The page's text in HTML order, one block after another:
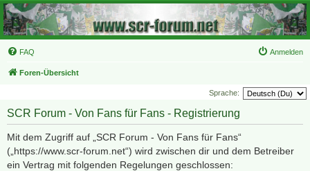
FAQ Anmelden
Foren-Übersicht
Sprache:
SCR Forum - Von Fans für Fans - Registrierung
Mit dem Zugriff auf „SCR Forum - Von Fans für Fans“
(„https://www.scr-forum.net“) wird zwischen dir und dem Betreiber
ein Vertrag mit folgenden Regelungen geschlossen: